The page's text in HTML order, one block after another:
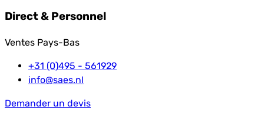
Direct & Personnel
Ventes Pays-Bas
+31 (0)495 - 561929
info@saes.nl
Demander un devis